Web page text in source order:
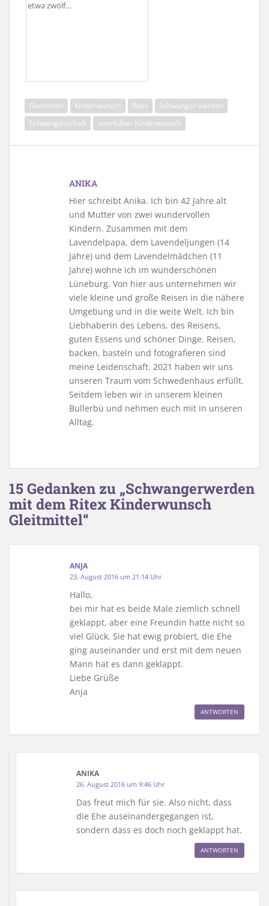
etwa zwölf…
Gleitmittel Kinderwunsch Ritex
Schwanger werden
Schwangerschaft
unerfüllter Kinderwunsch
ANIKA
Hier schreibt Anika. Ich bin 42 Jahre alt
und Mutter von zwei wundervollen
Kindern. Zusammen mit dem
Lavendelpapa, dem Lavendeljungen (14
Jahre) und dem Lavendelmädchen (11
Jahre) wohne ich im wunderschönen
Lüneburg. Von hier aus unternehmen wir
viele kleine und große Reisen in die nähere
Umgebung und in die weite Welt. Ich bin
Liebhaberin des Lebens, des Reisens,
guten Essens und schöner Dinge. Reisen,
backen, basteln und fotografieren sind
meine Leidenschaft. 2021 haben wir uns
unseren Traum vom Schwedenhaus erfüllt.
Seitdem leben wir in unserem kleinen
Bullerbü und nehmen euch mit in unseren
Alltag.
15 Gedanken zu „Schwangerwerden
mit dem Ritex Kinderwunsch
Gleitmittel“
ANJA
23. August 2016 um 21:14 Uhr
Hallo,
bei mir hat es beide Male ziemlich schnell
geklappt, aber eine Freundin hatte nicht so
viel Glück. Sie hat ewig probiert, die Ehe
ging auseinander und erst mit dem neuen
Mann hat es dann geklappt.
Liebe Grüße
Anja
ANTWORTEN
ANIKA
26. August 2016 um 9:46 Uhr
Das freut mich für sie. Also nicht, dass
die Ehe auseinandergegangen ist,
sondern dass es doch noch geklappt hat.
ANTWORTEN